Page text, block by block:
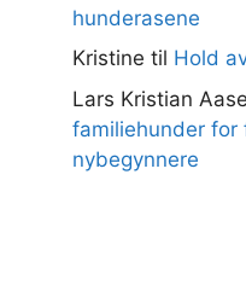
hunderasene
Kristine til Hold
Lars Kristian
familiehunder for
nybegynnere